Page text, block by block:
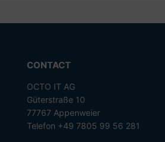
CONTACT
OCTO IT AG
Güterstraße 10
77767 Appenweier
Telefon +49 7805 99 56 281